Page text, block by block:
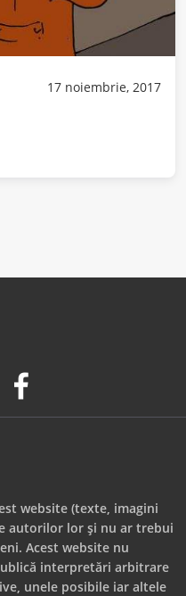
17 noiembrie, 2017
website (texte, imagini
autorilor lor și nu ar trebui
Acest website nu
interpretări arbitrare
unele posibile iar altele